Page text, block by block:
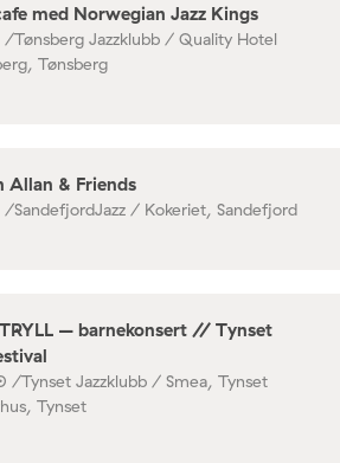
med Norwegian Jazz Kings
/Tønsberg Jazzklubb / Quality Hotel
Tønsberg
Allan & Friends
/SandefjordJazz / Kokeriet, Sandefjord
– barnekonsert // Tynset
/Tynset Jazzklubb / Smea, Tynset
Tynset